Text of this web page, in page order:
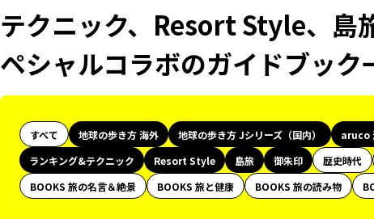
テクニック、Resort Style、島
ペシャルコラボのガイドブック
すべて 地球の歩き方 海外 地球の歩き方 Jシリーズ（国内） aruco
ランキング&テクニック
Resort Style 島旅 御朱印 歴史時代
BOOKS 旅の名言＆絶景
BOOKS 旅と健康 BOOKS 旅の読み物